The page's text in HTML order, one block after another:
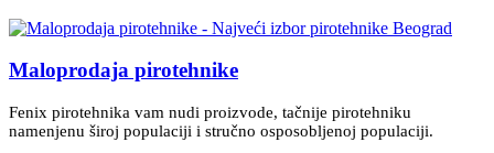
Maloprodaja pirotehnike
Fenix pirotehnika vam nudi proizvode, tačnije pirotehniku
namenjenu široj populaciji i stručno osposobljenoj populaciji.